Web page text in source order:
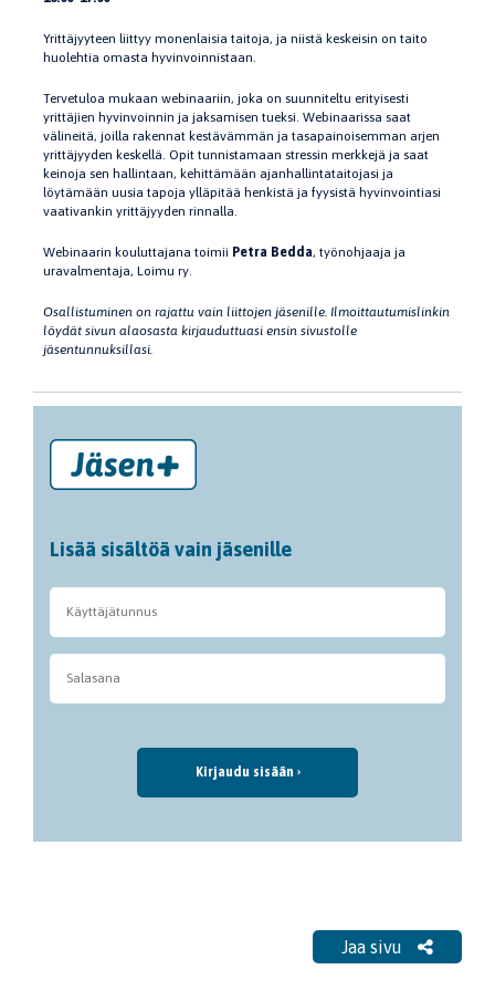
Yrittäjyyteen liittyy monenlaisia taitoja, ja niistä keskeisin on taito
huolehtia omasta hyvinvoinnistaan.
Tervetuloa mukaan webinaariin, joka on suunniteltu erityisesti
yrittäjien hyvinvoinnin ja jaksamisen tueksi. Webinaarissa saat
välineitä, joilla rakennat kestävämmän ja tasapainoisemman arjen
yrittäjyyden keskellä. Opit tunnistamaan stressin merkkejä ja saat
keinoja sen hallintaan, kehittämään ajanhallintataitojasi ja
löytämään uusia tapoja ylläpitää henkistä ja fyysistä hyvinvointiasi
vaativankin yrittäjyyden rinnalla.
Webinaarin kouluttajana toimii Petra Bedda, työnohjaaja ja
uravalmentaja, Loimu ry.
Osallistuminen on rajattu vain liittojen jäsenille. Ilmoittautumislinkin
löydät sivun alaosasta kirjauduttuasi ensin sivustolle
jäsentunnuksillasi.
Lisää sisältöä vain jäsenille
Kirjaudu sisään
Jaa sivu